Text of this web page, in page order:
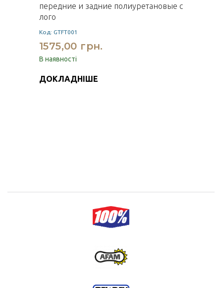
передние и задние полиуретановые с
лого
Код: GTFT001
1575,00 грн.
В наявності
ДОКЛАДНІШЕ